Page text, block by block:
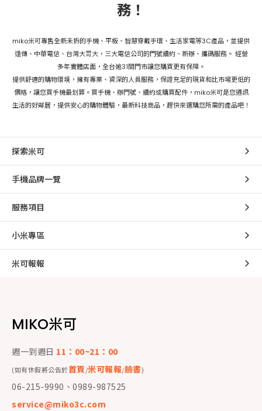
務！
miko米可專售全新未拆的手機、平板、智慧穿戴手環、生活家電等3C產品，並提供
遠傳、中華電信、台灣大哥大，三大電信公司的門號續約、新辦、攜碼服務。 經營
多年實體店面，全台逾31間門市讓您購買更有保障。
提供舒適的購物環境，擁有專業、資深的人員服務，保證充足的現貨和比市場更低的
價格，讓您買手機最划算。買手機、辦門號、續約或購買配件，miko米可是您通訊
生活的好鄰居，提供安心的購物體驗，最新科技商品，趕快來選購您所需的產品吧！
探索米可
手機品牌一覽
服務項目
小米專區
米可報報
MIKO米可
週一到週日 11：00~21：00
(如有休假將公告於首頁/米可報報/臉書)
06-215-9990、0989-987525
service@miko3c.com